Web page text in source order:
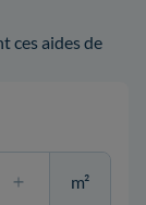
ces aides de
m²